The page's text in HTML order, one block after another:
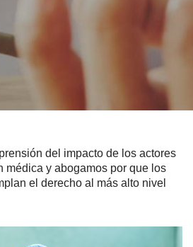
del impacto de los actores
médica y abogamos por que los
el derecho al más alto nivel